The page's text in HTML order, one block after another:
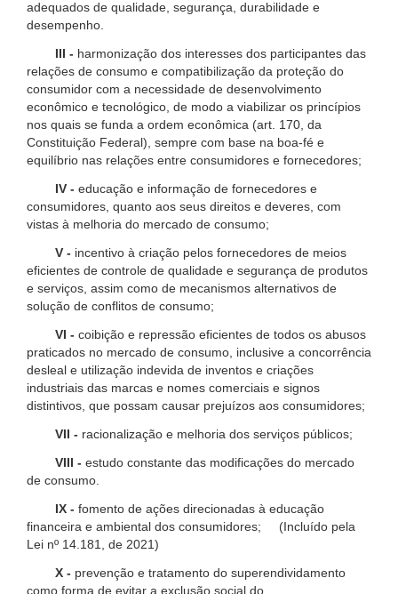
adequados de qualidade, segurança, durabilidade e
desempenho.
III - harmonização dos interesses dos participantes das
relações de consumo e compatibilização da proteção do
consumidor com a necessidade de desenvolvimento
econômico e tecnológico, de modo a viabilizar os princípios
nos quais se funda a ordem econômica (art. 170, da
Constituição Federal), sempre com base na boa-fé e
equilíbrio nas relações entre consumidores e fornecedores;
IV - educação e informação de fornecedores e
consumidores, quanto aos seus direitos e deveres, com
vistas à melhoria do mercado de consumo;
V - incentivo à criação pelos fornecedores de meios
eficientes de controle de qualidade e segurança de produtos
e serviços, assim como de mecanismos alternativos de
solução de conflitos de consumo;
VI - coibição e repressão eficientes de todos os abusos
praticados no mercado de consumo, inclusive a concorrência
desleal e utilização indevida de inventos e criações
industriais das marcas e nomes comerciais e signos
distintivos, que possam causar prejuízos aos consumidores;
VII - racionalização e melhoria dos serviços públicos;
VIII - estudo constante das modificações do mercado
de consumo.
IX - fomento de ações direcionadas à educação
financeira e ambiental dos consumidores; (Incluído pela
Lei nº 14.181, de 2021)
X - prevenção e tratamento do superendividamento
como forma de evitar a exclusão social do